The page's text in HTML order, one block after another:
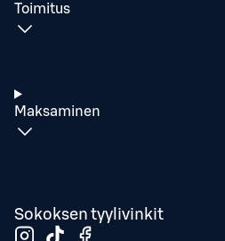
Toimitus
Maksaminen
Sokoksen tyylivinkit